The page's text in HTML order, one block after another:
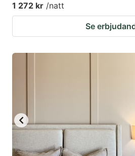
1 272 kr /natt
Se